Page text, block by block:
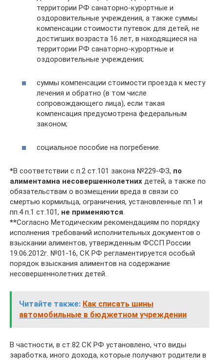
территории РФ санаторно-курортные и
оздоровительные учреждения, а также суммы
компенсации стоимости путевок для детей, не
достигших возраста 16 лет, в находящиеся на
территории РФ санаторно-курортные и
оздоровительные учреждения;
суммы компенсации стоимости проезда к месту
лечения и обратно (в том числе
сопровождающего лица), если такая
компенсация предусмотрена федеральным
законом;
социальное пособие на погребение.
*В соответствии с п.2 ст.101 закона №229-ФЗ, по
алиментамна несовершеннолетних детей, а также по
обязательствам о возмещении вреда в связи со
смертью кормильца, ограничения, установленные пп.1 и
пп.4 п.1 ст.101, не применяются
**Согласно Методическим рекомендациям по порядку
исполнения требований исполнительных документов о
взыскании алиментов, утвержденным ФССП России
19.06.2012г. №01-16, СК РФ регламентируется особый
порядок взыскания алиментов на содержание
несовершеннолетних детей.
Читайте также: Как списать шины
автомобильные в бюджетном учреждении
В частности, в ст.82 СК РФ установлено, что виды
заработка, иного дохода, которые получают родители в